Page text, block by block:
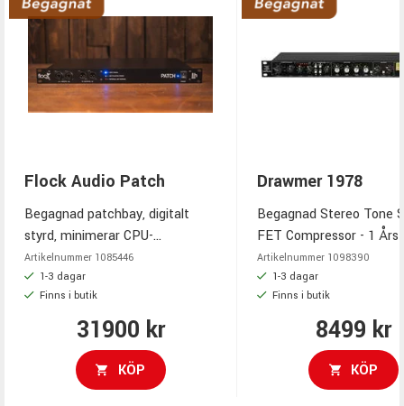
Barefoot Footprint03 White
1-3 dagar
Finns i butik
29995 kr
Flock Audio Patch
Begagnad patchbay, digitalt
styrd, minimerar CPU-
användning, 6 månaders garanti
Artikelnummer 1085446
1-3 dagar
Finns i butik
31900 kr
KÖP
Drawmer 1978
Begagnad Stereo Tone
FET Compressor - 1 Års
, skick som ny
Artikelnummer 1098390
1-3 dagar
Finns i butik
8499 kr
KÖP